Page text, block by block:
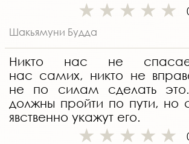
Шакьямуни Будда
Никто нас не
нас самих, никто не
не по силам сделать
должны пройти по пути, но
явственно укажут его.